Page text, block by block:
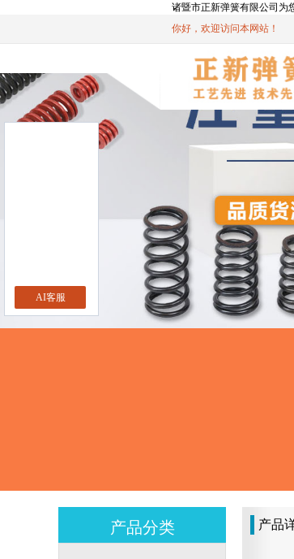
诸暨市正新弹簧有限公司为
你好，欢迎访问本网站！
产品分类 产品
AI客服